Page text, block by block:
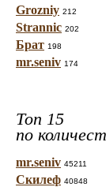
Grozniy 212
Strannic 202
Брат 198
mr.seniv 174
Топ 15
по
mr.seniv 45211
Скилеф 40848